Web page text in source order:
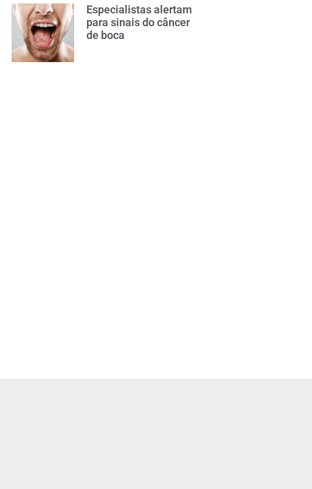
Especialistas alertam
para sinais do câncer
de boca